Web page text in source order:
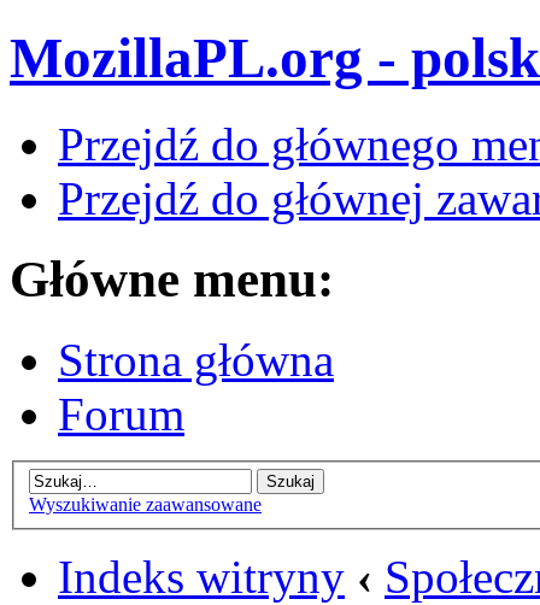
MozillaPL.org -
Przejdź do głównego
Przejdź do głównej
Główne menu:
Strona główna
Forum
Wyszukiwanie zaawansowane
Indeks witryny ‹